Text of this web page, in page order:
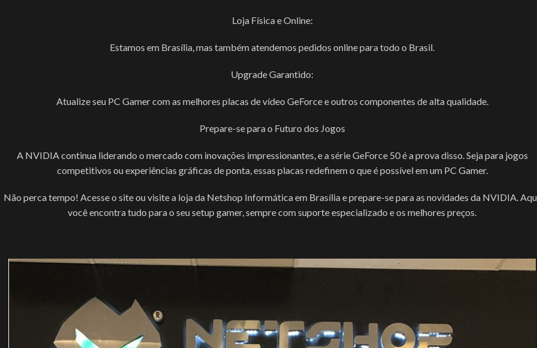
Loja Física e Online:
Estamos em Brasília, mas também atendemos pedidos online para todo o Brasil.
Upgrade Garantido:
Atualize seu PC Gamer com as melhores placas de vídeo GeForce e outros componentes de alta qualidade.
Prepare-se para o Futuro dos Jogos
A NVIDIA continua liderando o mercado com inovações impressionantes, e a série GeForce 50 é a prova disso. Seja para jogos
competitivos ou experiências gráficas de ponta, essas placas redefinem o que é possível em um PC Gamer.
Não perca tempo! Acesse o site ou visite a loja da Netshop Informática em Brasília e prepare-se para as novidades da NVIDIA.
você encontra tudo para o seu setup gamer, sempre com suporte especializado e os melhores preços.